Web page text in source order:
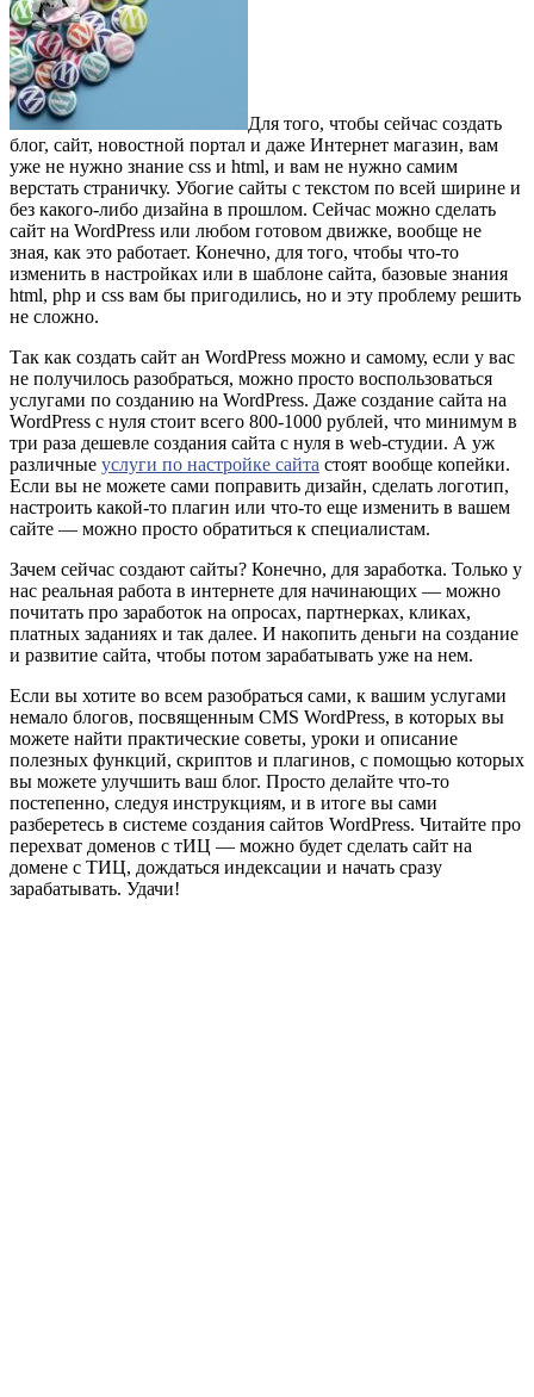
Для того, чтобы сейчас создать
блог, сайт, новостной портал и даже Интернет магазин, вам
уже не нужно знание css и html, и вам не нужно самим
верстать страничку. Убогие сайты с текстом по всей ширине и
без какого-либо дизайна в прошлом. Сейчас можно сделать
сайт на WordPress или любом готовом движке, вообще не
зная, как это работает. Конечно, для того, чтобы что-то
изменить в настройках или в шаблоне сайта, базовые знания
html, php и css вам бы пригодились, но и эту проблему решить
не сложно.
Так как создать сайт ан WordPress можно и самому, если у вас
не получилось разобраться, можно просто воспользоваться
услугами по созданию на WordPress. Даже создание сайта на
WordPress с нуля стоит всего 800-1000 рублей, что минимум в
три раза дешевле создания сайта с нуля в web-студии. А уж
различные услуги по настройке сайта стоят вообще копейки.
Если вы не можете сами поправить дизайн, сделать логотип,
настроить какой-то плагин или что-то еще изменить в вашем
сайте — можно просто обратиться к специалистам.
Зачем сейчас создают сайты? Конечно, для заработка. Только у
нас реальная работа в интернете для начинающих — можно
почитать про заработок на опросах, партнерках, кликах,
платных заданиях и так далее. И накопить деньги на создание
и развитие сайта, чтобы потом зарабатывать уже на нем.
Если вы хотите во всем разобраться сами, к вашим услугами
немало блогов, посвященным CMS WordPress, в которых вы
можете найти практические советы, уроки и описание
полезных функций, скриптов и плагинов, с помощью которых
вы можете улучшить ваш блог. Просто делайте что-то
постепенно, следуя инструкциям, и в итоге вы сами
разберетесь в системе создания сайтов WordPress. Читайте про
перехват доменов с тИЦ — можно будет сделать сайт на
домене с ТИЦ, дождаться индексации и начать сразу
зарабатывать. Удачи!